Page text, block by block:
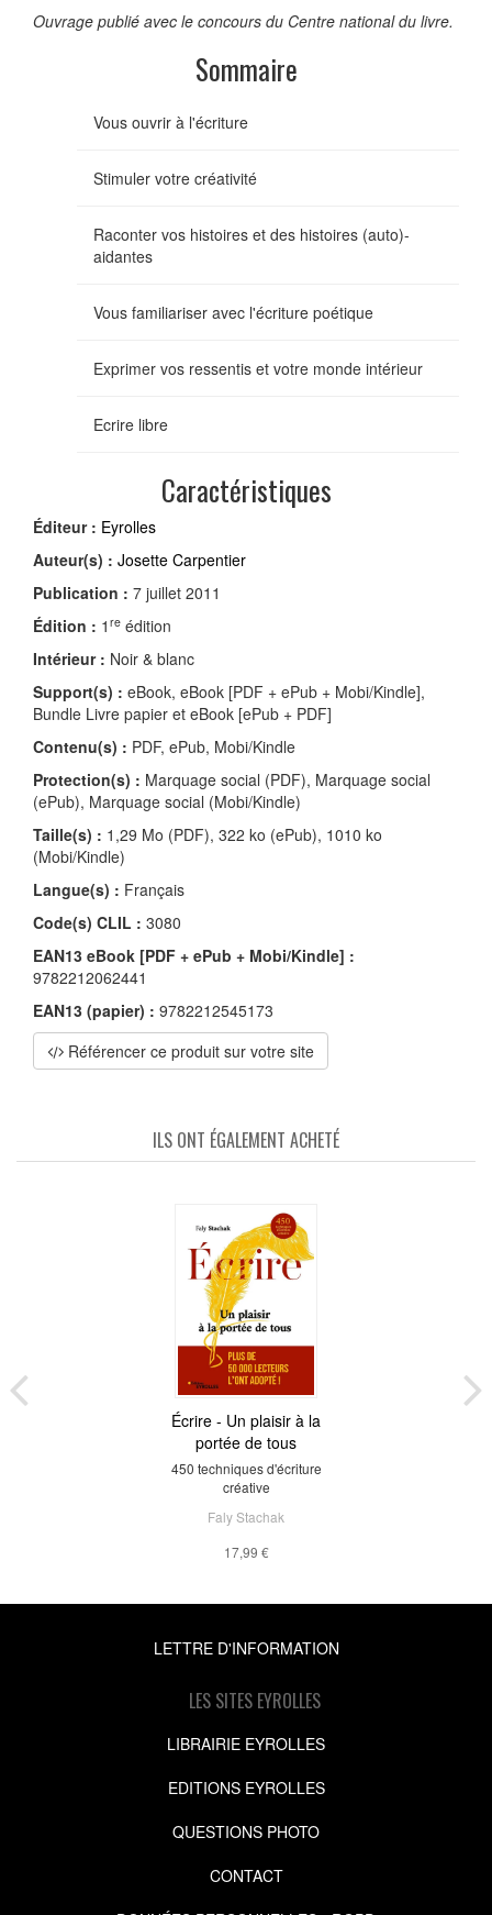
Ouvrage publié avec le concours du Centre national du livre.
Sommaire
Vous ouvrir à l'écriture
Stimuler votre créativité
Raconter vos histoires et des histoires (auto)-
aidantes
Vous familiariser avec l'écriture poétique
Exprimer vos ressentis et votre monde intérieur
Ecrire libre
Caractéristiques
Éditeur : Eyrolles
Auteur(s) : Josette Carpentier
Publication : 7 juillet 2011
Édition : 1 re édition
Intérieur : Noir & blanc
Support(s) : eBook, eBook [PDF + ePub + Mobi/Kindle],
Bundle Livre papier et eBook [ePub + PDF]
Contenu(s) : PDF, ePub, Mobi/Kindle
Protection(s) : Marquage social (PDF), Marquage social
(ePub), Marquage social (Mobi/Kindle)
Taille(s) : 1,29 Mo (PDF), 322 ko (ePub), 1010 ko
(Mobi/Kindle)
Langue(s) : Français
Code(s) CLIL : 3080
EAN13 eBook [PDF + ePub + Mobi/Kindle] :
9782212062441
EAN13 (papier) : 9782212545173
Référencer ce produit sur votre site
ILS ONT ÉGALEMENT ACHETÉ
Écrire - Un plaisir à la
portée de tous
450 techniques d'écriture
créative
Faly Stachak
17,99 €
LETTRE D'INFORMATION
LES SITES EYROLLES
LIBRAIRIE EYROLLES
EDITIONS EYROLLES
QUESTIONS PHOTO
CONTACT